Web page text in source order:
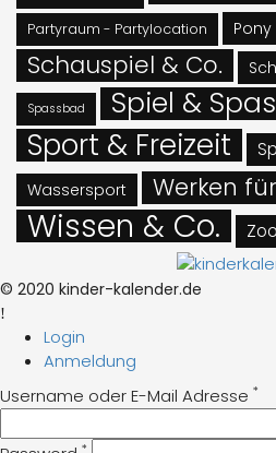
Partyraum - Partylocation Pony
Schauspiel & Co.
Spassbad Spiel &
Sport & Freizeit
Wassersport Werken
Wissen & Co.
© 2020 kinder-kalender.de
Login
Anmeldung
Username oder E-Mail Adresse *
*